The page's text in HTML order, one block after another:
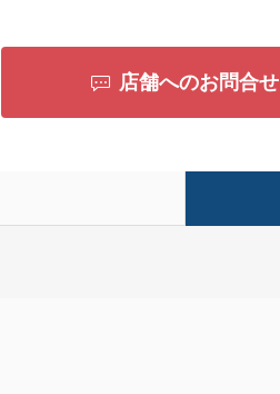
店舗へのお問合せ